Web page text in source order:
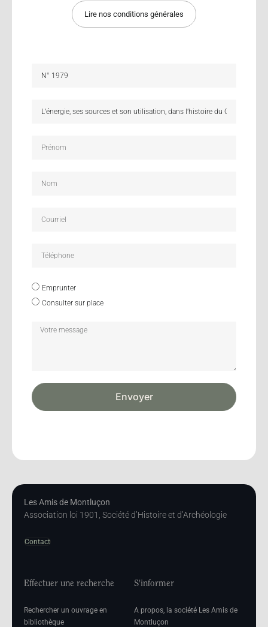
Lire nos conditions générales
Emprunter
Consulter sur place
Envoyer
Les Amis de Montluçon
Association loi 1901, Société d’Histoire et d’Archéologie
Contact
Effectuer une recherche
Rechercher un ouvrage en
bibliothèque
S'informer
A propos, la société Les Amis de
Montluçon